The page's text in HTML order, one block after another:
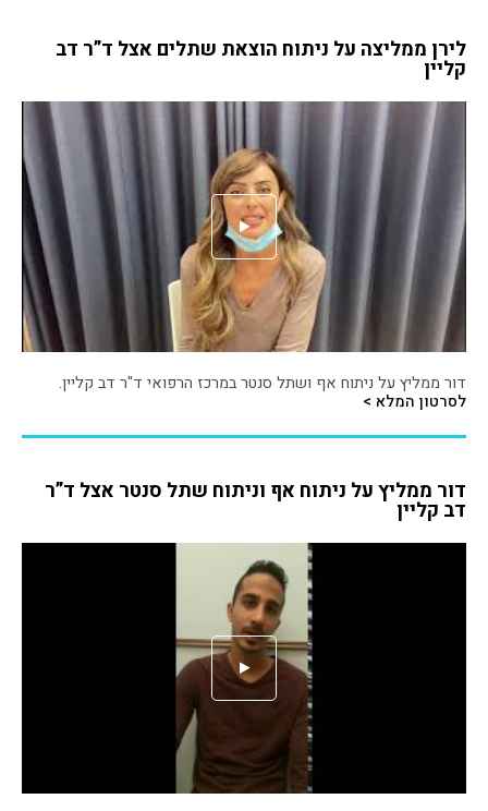
לירן ממליצה על ניתוח הוצאת שתלים אצל ד”ר דב
קליין
דור ממליץ על ניתוח אף ושתל סנטר במרכז הרפואי ד"ר דב קליין.
לסרטון המלא >
דור ממליץ על ניתוח אף וניתוח שתל סנטר אצל ד”ר
דב קליין